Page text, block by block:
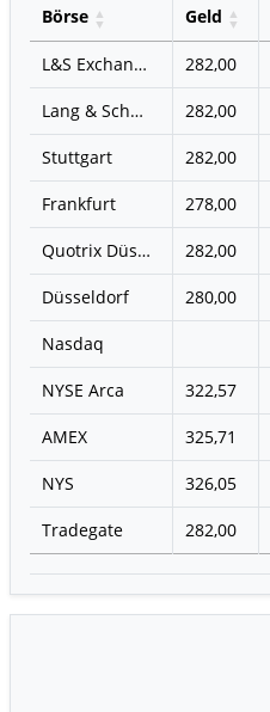
Börse Geld
L&S Exchange 282,00
Lang & Schwarz 282,00
Stuttgart 282,00
Frankfurt 278,00
Quotrix Düsseldorf 282,00
Düsseldorf 280,00
Nasdaq
NYSE Arca 322,57
AMEX 325,71
NYS 326,05
Tradegate 282,00